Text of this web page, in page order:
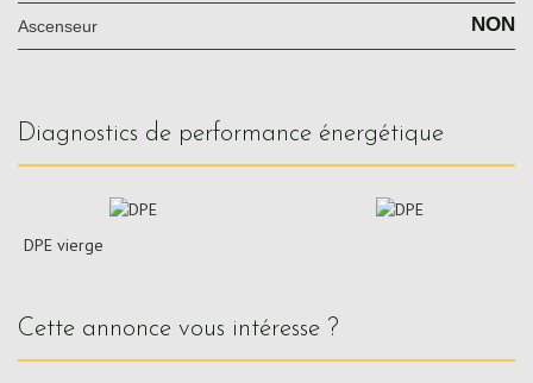
Ascenseur NON
diagnostics de performance énergétique
DPE vierge
cette annonce vous intéresse ?